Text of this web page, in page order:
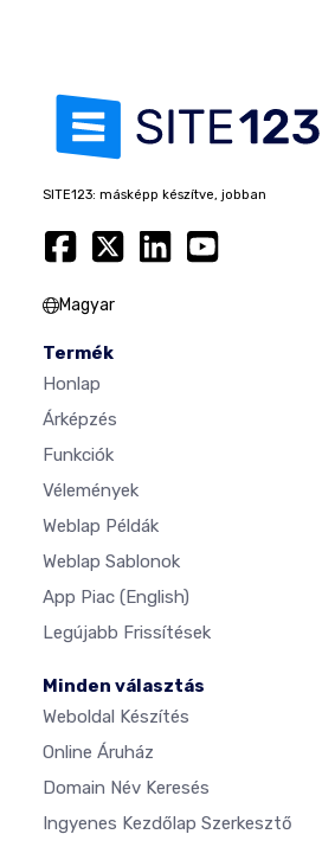
SITE123: másképp készítve, jobban
Magyar
Termék
Honlap
Árképzés
Funkciók
Vélemények
Weblap Példák
Weblap Sablonok
App Piac (English)
Legújabb Frissítések
Minden választás
Weboldal Készítés
Online Áruház
Domain Név Keresés
Ingyenes Kezdőlap Szerkesztő